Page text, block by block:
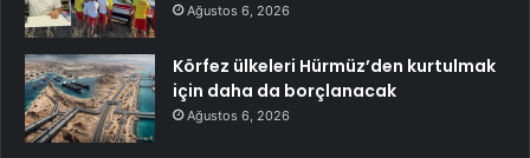
Ağustos 6, 2026
Körfez ülkeleri Hürmüz’den kurtulmak
için daha da borçlanacak
Ağustos 6, 2026